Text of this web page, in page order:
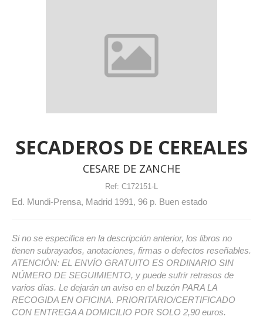
SECADEROS DE CEREALES
CESARE DE ZANCHE
Ref: C172151-L
Ed. Mundi-Prensa, Madrid 1991, 96 p. Buen estado
Si no se especifica en la descripción anterior, los libros no
tienen subrayados, anotaciones, firmas o defectos reseñables.
ATENCIÓN: EL ENVÍO GRATUITO ES ORDINARIO SIN
NÚMERO DE SEGUIMIENTO, y puede sufrir retrasos de
varios días. Le dejarán un aviso en el buzón PARA LA
RECOGIDA EN OFICINA. PRIORITARIO/CERTIFICADO
CON ENTREGA A DOMICILIO POR SOLO 2,90 euros.